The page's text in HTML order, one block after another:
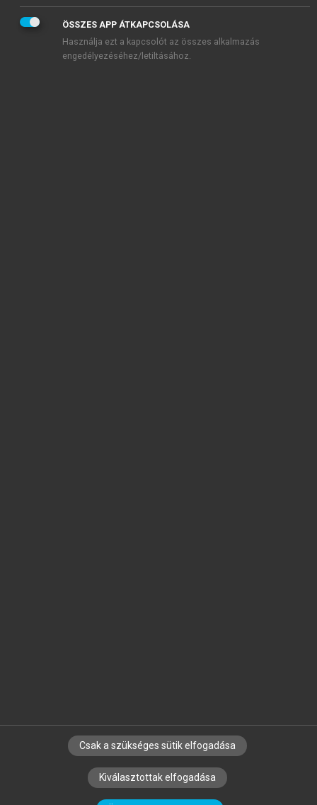
SZERZŐKNEK CÉGEKNEK KÖNYVTÁROSOKNAK
SZERKESZTÉSI ÉS LEKTORÁLÁSI ALAPELVEK
ÖSSZES APP ÁTKAPCSOLÁSA
Használja ezt a kapcsolót az összes alkalmazás
engedélyezéséhez/letiltásához.
Csak a szükséges sütik elfogadása
Kiválasztottak elfogadása